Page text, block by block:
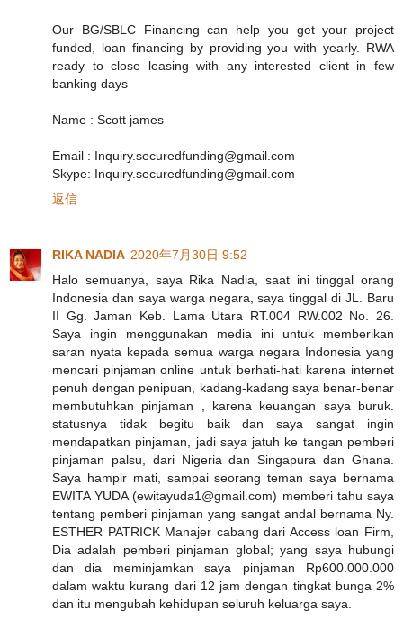
Our BG/SBLC Financing can help you get your project
funded, loan financing by providing you with yearly. RWA
ready to close leasing with any interested client in few
banking days
Name : Scott james
Email : Inquiry.securedfunding@gmail.com
Skype: Inquiry.securedfunding@gmail.com
返信
RIKA NADIA 2020年7月30日 9:52
Halo semuanya, saya Rika Nadia, saat ini tinggal orang
Indonesia dan saya warga negara, saya tinggal di JL. Baru
II Gg. Jaman Keb. Lama Utara RT.004 RW.002 No. 26.
Saya ingin menggunakan media ini untuk memberikan
saran nyata kepada semua warga negara Indonesia yang
mencari pinjaman online untuk berhati-hati karena internet
penuh dengan penipuan, kadang-kadang saya benar-benar
membutuhkan pinjaman , karena keuangan saya buruk.
statusnya tidak begitu baik dan saya sangat ingin
mendapatkan pinjaman, jadi saya jatuh ke tangan pemberi
pinjaman palsu, dari Nigeria dan Singapura dan Ghana.
Saya hampir mati, sampai seorang teman saya bernama
EWITA YUDA (ewitayuda1@gmail.com) memberi tahu saya
tentang pemberi pinjaman yang sangat andal bernama Ny.
ESTHER PATRICK Manajer cabang dari Access loan Firm,
Dia adalah pemberi pinjaman global; yang saya hubungi
dan dia meminjamkan saya pinjaman Rp600.000.000
dalam waktu kurang dari 12 jam dengan tingkat bunga 2%
dan itu mengubah kehidupan seluruh keluarga saya.